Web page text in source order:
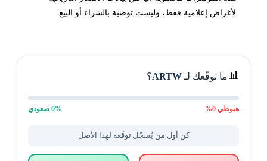
لأغراض إعلامية فقط، وليست توصية بالشراء أو البيع.
📊ما توقّعك لـARTW؟
هبوطي0
%
0% صعودي
كن أول من يُسجّل توقّعه لهذا الأصل